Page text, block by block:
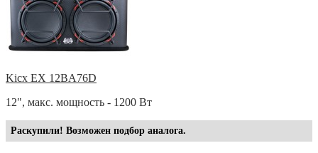
Kicx EX 12BA76D
12", макс. мощность - 1200 Вт
Раскупили! Возможен подбор аналога.